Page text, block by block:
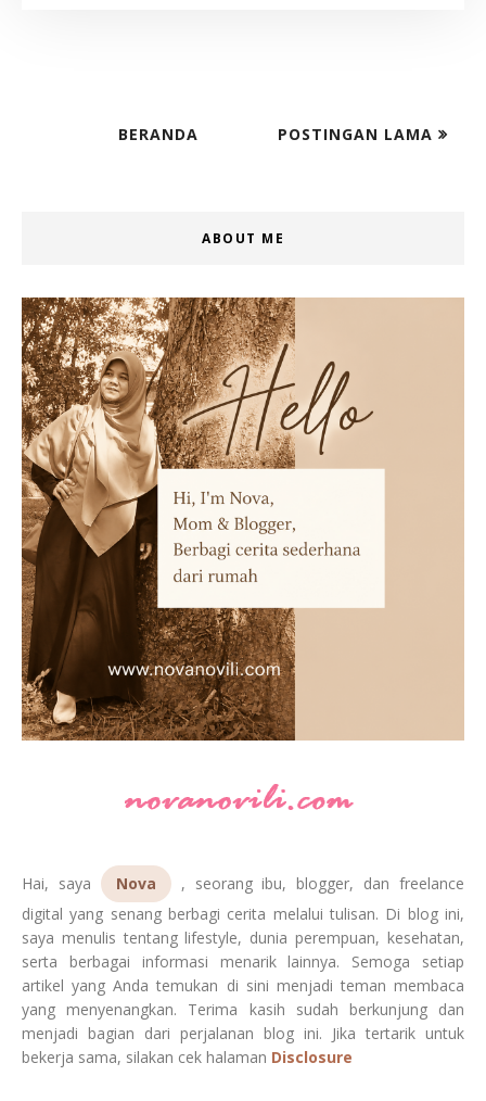
POSTINGAN LAMA
BERANDA
ABOUT ME
Hai, saya Nova
, seorang ibu, blogger, dan freelance
digital yang senang berbagi cerita melalui tulisan. Di blog ini,
saya menulis tentang lifestyle, dunia perempuan, kesehatan,
serta berbagai informasi menarik lainnya. Semoga setiap
artikel yang Anda temukan di sini menjadi teman membaca
yang menyenangkan. Terima kasih sudah berkunjung dan
menjadi bagian dari perjalanan blog ini. Jika tertarik untuk
bekerja sama, silakan cek halaman Disclosure